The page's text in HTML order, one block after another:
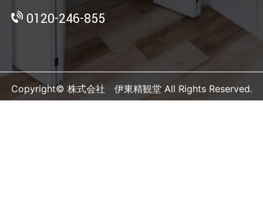
0120-246-855
Copyright© 株式会社 伊東精観堂 All Rights Reserved.